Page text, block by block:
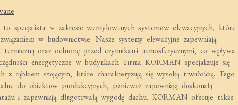
specjalista w zakresie wentylowanych systemów elewacyjnych, które
w budownictwie. Nasze systemy elewacyjne zapewniają
termiczną oraz ochronę przed czynnikami atmosferycznymi, co wpływa
energetyczne w budynkach. Firma KORMAN specjalizuje się
z rąbkiem stojącym, które charakteryzują się wysoką trwałością. Tego
do obiektów produkcyjnych, ponieważ zapewniają doskonałą
i zapewniają długotrwałą wygodę dachu. KORMAN oferuje także